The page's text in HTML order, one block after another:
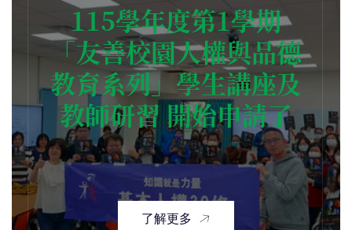
115學年度第1學期
「友善校園人權與品德
教育系列」學生講座及
教師研習 開始申請了
了解更多